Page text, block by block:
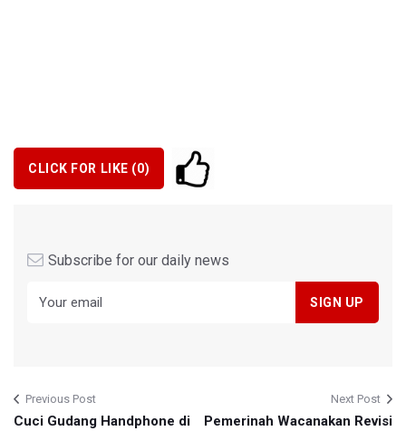
CLICK FOR LIKE (0)
Subscribe for our daily news
Previous Post
Cuci Gudang Handphone di
Next Post
Pemerinah Wacanakan Revisi